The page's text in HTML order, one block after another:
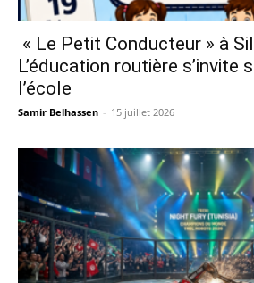
« Le Petit Conducteur » à
L’éducation routière s’invite
l’école
Samir Belhassen - 15 juillet 2026